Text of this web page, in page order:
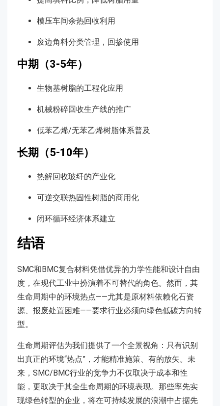
模压车间余热回收利用
废边角料分类管理，回掺使用
中期（3-5年）
生物基树脂的工程化应用
机械粉碎回收生产线的推广
低苯乙烯/无苯乙烯树脂体系普及
长期（5-10年）
热解回收玻纤的产业化
可逆交联热固性树脂的商用化
闭环循环经济体系建立
结语
SMC和BMC复合材料凭借优异的力学性能和设计自由
度，在现代工业中扮演着不可替代的角色。然而，其
生命周期中的环境热点——尤其是原材料依赖化石资
源、报废处置困难——要求行业必须向绿色低碳方向转
型。
生命周期评估为我们提供了一个全景视角：只有识别
出真正的环境“热点”，才能精准施策、有的放矢。未
来，SMC/BMC行业的竞争力不仅取决于成本和性
能，更取决于其全生命周期的环境表现。那些率先实
现绿色转型的企业，将在可持续发展的浪潮中占据先